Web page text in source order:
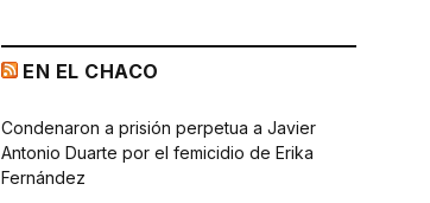
EN EL CHACO
Condenaron a prisión perpetua a Javier
Antonio Duarte por el femicidio de Erika
Fernández